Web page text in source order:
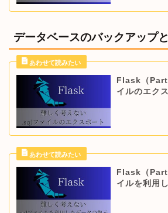
データベースのバックアップ
Flask（
イルのエク
Flask（
イルを利用